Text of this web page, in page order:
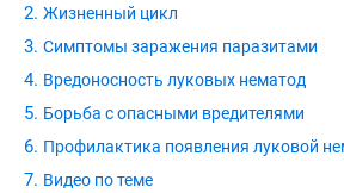
Жизненный цикл
Симптомы заражения паразитами
Вредоносность луковых нематод
Борьба с опасными вредителями
Профилактика появления луковой
Видео по теме